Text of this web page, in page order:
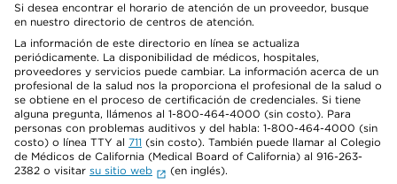
Si desea encontrar el horario de atención de un proveedor, busque
en nuestro directorio de centros de atención.
La información de este directorio en línea se actualiza
periódicamente. La disponibilidad de médicos, hospitales,
proveedores y servicios puede cambiar. La información acerca de un
profesional de la salud nos la proporciona el profesional de la salud o
se obtiene en el proceso de certificación de credenciales. Si tiene
alguna pregunta, llámenos al 1-800-464-4000 (sin costo). Para
personas con problemas auditivos y del habla: 1-800-464-4000 (sin
costo) o línea TTY al 711 (sin costo). También puede llamar al Colegio
de Médicos de California (Medical Board of California) al 916-263-
2382 o visitar su sitio web
(en inglés).